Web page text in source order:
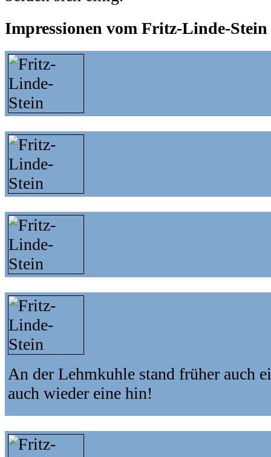
Impressionen vom Fritz-Linde-Stein
An der Lehmkuhle stand früher auch
auch wieder eine hin!